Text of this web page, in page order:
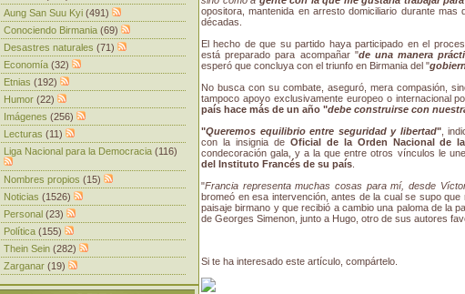
opositora, mantenida en arresto domiciliario durante mas
décadas.
El hecho de que su partido haya participado en el
está preparado para acompañar "de una manera
esperó que concluya con el triunfo en Birmania del "
No busca con su combate, aseguró, mera compasión,
tampoco apoyo exclusivamente europeo o internacional
país hace más de un año "debe construirse con
"Queremos equilibrio entre seguridad y libertad",
con la insignia de Oficial de la Orden Nacional de
condecoración gala, y a la que entre otros vínculos le
del Instituto Francés de su país
"Francia representa muchas cosas para mí, desde
bromeó en esa intervención, antes de la cual se supo
paisaje birmano y que recibió a cambio una paloma de la
de Georges Simenon, junto a Hugo, otro de sus autores
Si te ha interesado este artículo, compártelo.
Aung San Suu Kyi (491)
Conociendo Birmania (69)
Desastres naturales (71)
Economía (32)
Etnias (192)
Humor (22)
Imágenes (256)
Lecturas (11)
Liga Nacional para la Democracia (116)
Nombres propios (15)
Noticias (1526)
Personal (23)
Política (155)
Thein Sein (282)
Zarganar (19)